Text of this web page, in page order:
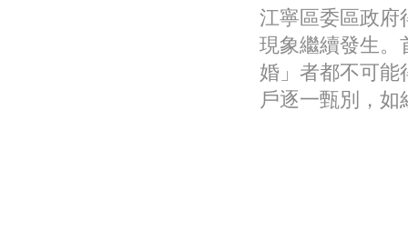
江寧區委區政府
現象繼續發生。
婚」者都不可能
戶逐一甄別，